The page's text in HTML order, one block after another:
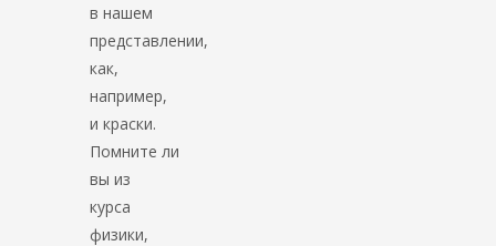
в нашем
представлении,
как,
например,
и краски.
Помните ли
вы из
курса
физики,